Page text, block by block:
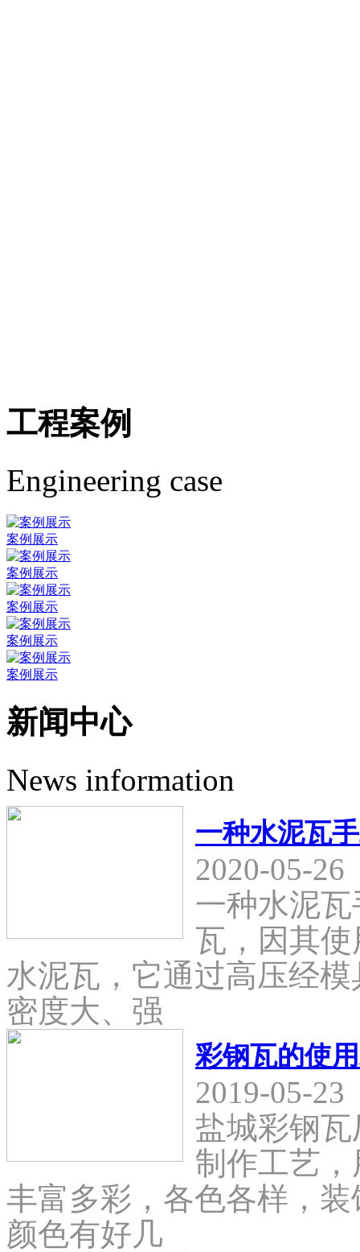
工程案例
Engineering case
案例展示
案例展示
案例展示
案例展示
案例展示
新闻中心
News information
一种水泥瓦
2020-05-26
一种水泥
瓦，因其
水泥瓦，它通过高压经
密度大、强
彩钢瓦的使
2019-05-23
盐城彩钢
制作工艺
丰富多彩，各色各样，
颜色有好几